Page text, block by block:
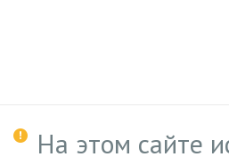
На этом сайте